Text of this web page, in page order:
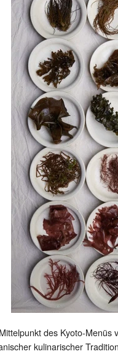
des Kyoto-Menüs
kulinarischer